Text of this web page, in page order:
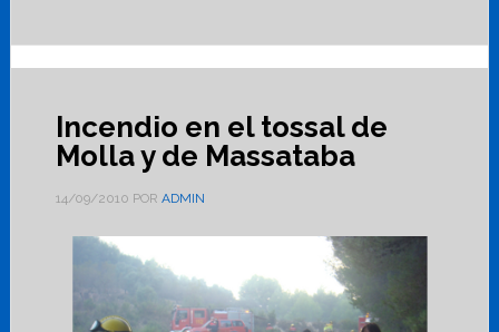
Incendio en el tossal de
Molla y de Massataba
14/09/2010 POR ADMIN